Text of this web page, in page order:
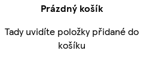
Prázdný košík
Tady uvidíte položky přidané do
košíku